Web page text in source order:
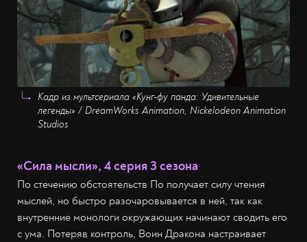
Кадр из мультсериала «Кунг-фу панда: Удивительные
легенды» / DreamWorks Animation, Nickelodeon Animation
Studios
«Сила мысли», 4 серия 3 сезона
По стечению обстоятельств По получает силу чтения
мыслей, но быстро разочаровывается в ней, так как
внутренние монологи окружающих начинают сводить его
с ума. Потеряв контроль, Воин Дракона настраивает